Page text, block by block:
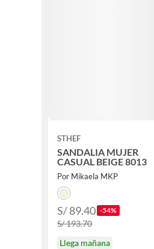
STHEF
SANDALIA MUJER
CASUAL BEIGE 8013
Por Mikaela MKP
S/ 89.40 -54%
S/ 193.70
Llega mañana